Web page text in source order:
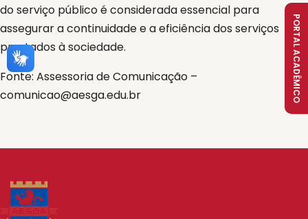
PORTAL ACADÊMICO
do serviço público é considerada essencial para
assegurar a continuidade e a eficiência dos serviços
prestados à sociedade.
Fonte: Assessoria de Comunicação –
comunicao@aesga.edu.br